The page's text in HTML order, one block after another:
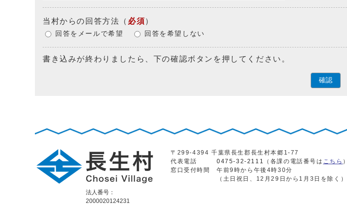
当村からの回答方法 （ 必須）
回答をメールで希望 回答を希望しない
書き込みが終わりましたら、下の確認ボタンを押してください。
確認
法人番号：
2000020124231
〒299-4394 千葉県長生郡長生村本郷1-77
代表電話
0475-32-2111 （各課の電話番号は こちら ）
窓口受付時間
午前9時から午後4時30分
（土日祝日、12月29日から1月3日を除く）